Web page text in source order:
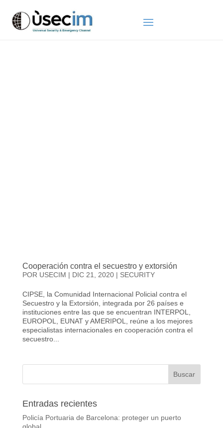
Cooperación contra el secuestro y extorsión
POR USECIM | DIC 21, 2020| SECURITY
CIPSE, la Comunidad Internacional Policial contra el
Secuestro y la Extorsión, integrada por 26 países e
instituciones entre las que se encuentran INTERPOL,
EUROPOL, EUNAT y AMERIPOL, reúne a los mejores
especialistas internacionales en cooperación contra el
secuestro...
Entradas recientes
Policía Portuaria de Barcelona: proteger un puerto